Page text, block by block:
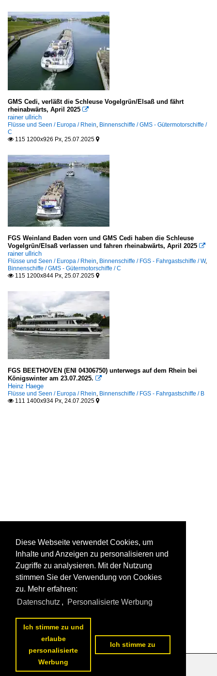
GMS Cedi, verläßt die Schleuse Vogelgrün/Elsaß und fährt
rheinabwärts, April 2025 
rainer ullrich
Flüsse und Seen / Europa / Rhein Binnenschiffe / GMS - Gütermotorschiffe /
C
 115 1200x926 Px, 25.07.2025 
FGS Weinland Baden vorn und GMS Cedi haben die Schleuse
Vogelgrün/Elsaß verlassen und fahren rheinabwärts, April 2025 
rainer ullrich
Flüsse und Seen / Europa / Rhein Binnenschiffe / FGS - Fahrgastschiffe / W,
Binnenschiffe / GMS - Gütermotorschiffe / C
 115 1200x844 Px, 25.07.2025 
FGS BEETHOVEN (ENI 04306750) unterwegs auf dem Rhein bei
Königswinter am 23.07.2025. 
Heinz Haege
Flüsse und Seen / Europa / Rhein Binnenschiffe / FGS - Fahrgastschiffe / B
 111 1400x934 Px, 24.07.2025 
Datenschutzerklärung
Diese Webseite verwendet Cookies, um
Inhalte und Anzeigen zu personalisieren und
Zugriffe zu analysieren. Mit der Nutzung
stimmen Sie der Verwendung von Cookies
zu. Mehr erfahren:
Datenschutz , Personalisierte Werbung
Ich stimme zu und
erlaube
personalisierte
Werbung
Ich stimme zu